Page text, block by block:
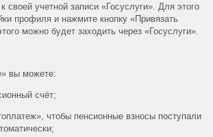
своей учетной записи «Госуслуги». Для этого
профиля и нажмите кнопку «Привязать
можно будет заходить через «Госуслуги».
вы можете:
счёт;
чтобы пенсионные взносы поступали